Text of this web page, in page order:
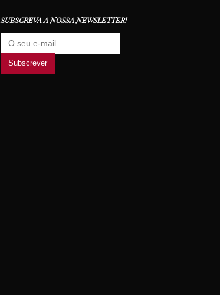
SUBSCREVA A NOSSA NEWSLETTER!